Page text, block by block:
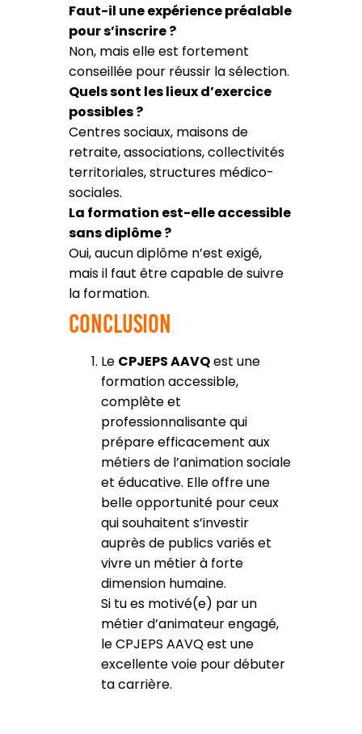
Faut-il une expérience préalable
pour s’inscrire ?
Non, mais elle est fortement
conseillée pour réussir la sélection.
Quels sont les lieux d’exercice
possibles ?
Centres sociaux, maisons de
retraite, associations, collectivités
territoriales, structures médico-
sociales.
La formation est-elle accessible
sans diplôme ?
Oui, aucun diplôme n’est exigé,
mais il faut être capable de suivre
la formation.
Conclusion
Le CPJEPS AAVQest une
formation accessible,
complète et
professionnalisante qui
prépare efficacement aux
métiers de l’animation sociale
et éducative. Elle offre une
belle opportunité pour ceux
qui souhaitent s’investir
auprès de publics variés et
vivre un métier à forte
dimension humaine.
Si tu es motivé(e) par un
métier d’animateur engagé,
le CPJEPS AAVQ est une
excellente voie pour débuter
ta carrière.